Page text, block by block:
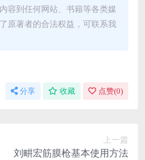
容到任何网站、书籍等各类媒
原著者的合法权益，可联系我
分享 收藏 点赞(0)
上一篇
刘畊宏筋膜枪基本使用方法